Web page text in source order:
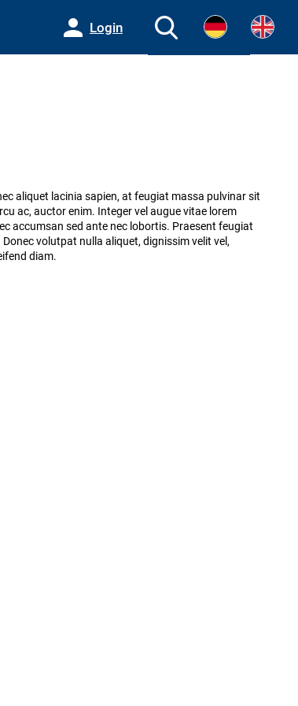
Login
aliquet lacinia sapien, at feugiat massa pulvinar sit
ac, auctor enim. Integer vel augue vitae lorem
accumsan sed ante nec lobortis. Praesent feugiat
volutpat nulla aliquet, dignissim velit vel,
diam.